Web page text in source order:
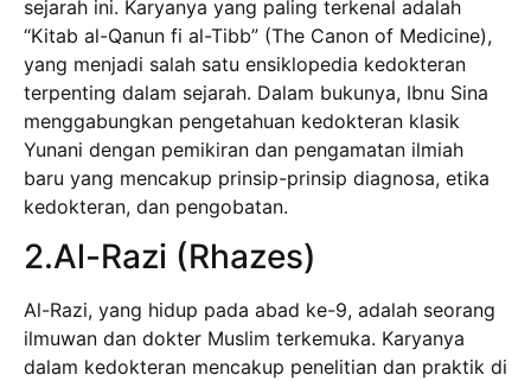
sejarah ini. Karyanya yang paling terkenal adalah
“Kitab al-Qanun fi al-Tibb” (The Canon of Medicine),
yang menjadi salah satu ensiklopedia kedokteran
terpenting dalam sejarah. Dalam bukunya, Ibnu Sina
menggabungkan pengetahuan kedokteran klasik
Yunani dengan pemikiran dan pengamatan ilmiah
baru yang mencakup prinsip-prinsip diagnosa, etika
kedokteran, dan pengobatan.
2.Al-Razi (Rhazes)
Al-Razi, yang hidup pada abad ke-9, adalah seorang
ilmuwan dan dokter Muslim terkemuka. Karyanya
dalam kedokteran mencakup penelitian dan praktik di